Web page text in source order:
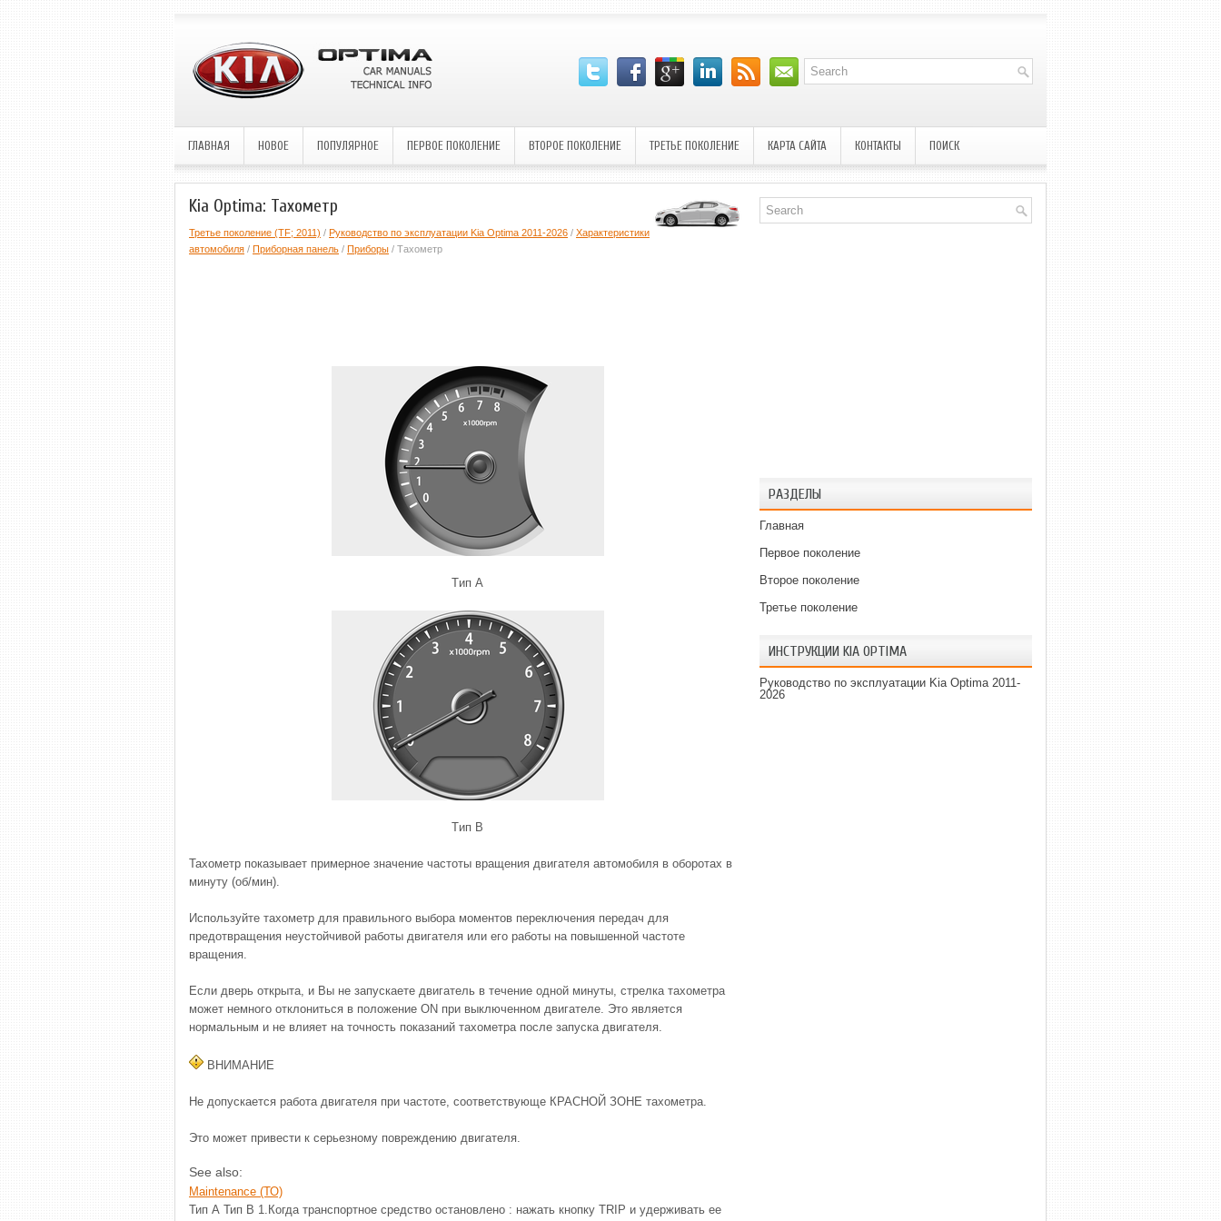
ГЛАВНАЯ НОВОЕ ПОПУЛЯРНОЕ ПЕРВОЕ ПОКОЛЕНИЕ ВТОРОЕ ПОКОЛЕНИЕ ТРЕТЬЕ ПОКОЛЕНИЕ КАРТА САЙТА КОНТАКТЫ ПОИСК
Kia Optima: Тахометр
Третье поколение (TF; 2011) / Руководство по эксплуатации Kia Optima 2011-2026 / Характеристики
автомобиля / Приборная панель / Приборы / Тахометр
Tип A
Tип В
Тахометр показывает примерное значение частоты вращения двигателя автомобиля в оборотах в
минуту (об/мин).
Используйте тахометр для правильного выбора моментов переключения передач для
предотвращения неустойчивой работы двигателя или его работы на повышенной частоте
вращения.
Если дверь открыта, и Вы не запускаете двигатель в течение одной минуты, стрелка тахометра
может немного отклониться в положение ON при выключенном двигателе. Это является
нормальным и не влияет на точность показаний тахометра после запуска двигателя.
ВНИМАНИЕ
Не допускается работа двигателя при частоте, соответствующе КРАСНОЙ ЗОНЕ тахометра.
Это может привести к серьезному повреждению двигателя.
See also:
Maintenance (ТО)
Тип А Тип В 1.Когда транспортное средство остановлено : нажать кнопку TRIP и удерживать ее
РАЗДЕЛЫ
Главная
Первое поколение
Второе поколение
Третье поколение
ИНСТРУКЦИИ KIA OPTIMA
Руководство по эксплуатации Kia Optima 2011-
2026